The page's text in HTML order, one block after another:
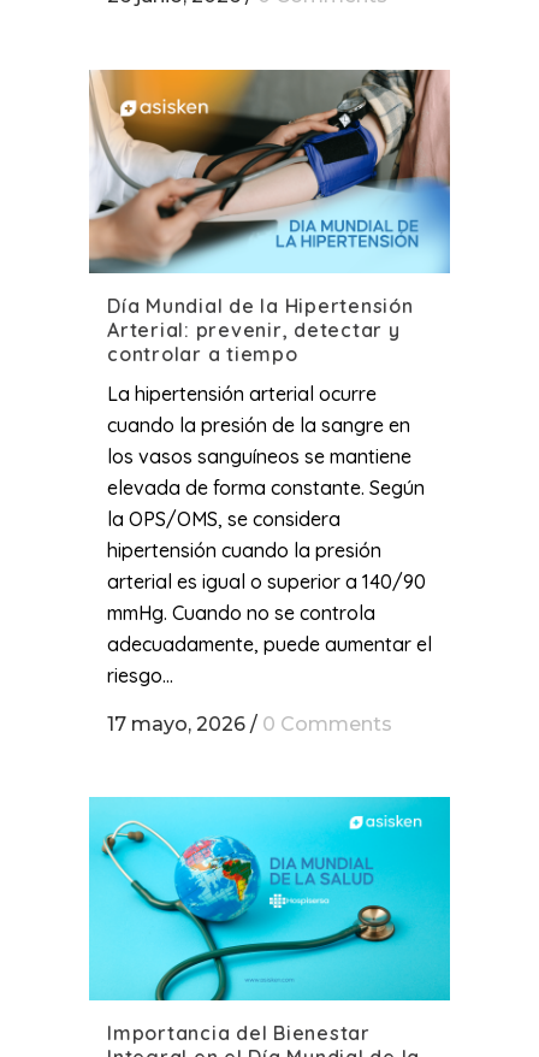
Día Mundial de la Hipertensión
Arterial: prevenir, detectar y
controlar a tiempo
La hipertensión arterial ocurre
cuando la presión de la sangre en
los vasos sanguíneos se mantiene
elevada de forma constante. Según
la OPS/OMS, se considera
hipertensión cuando la presión
arterial es igual o superior a 140/90
mmHg. Cuando no se controla
adecuadamente, puede aumentar el
riesgo...
17 mayo, 2026 / 0 Comments
Importancia del Bienestar